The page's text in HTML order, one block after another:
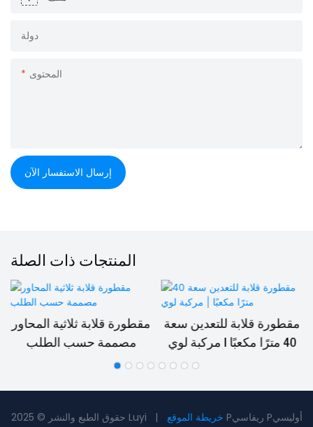
دولة
المحتوى
إرسال الاستفسار الآن
المنتجات ذات الصلة
مقطورة قلابة ثلاثية المحاور
مصممة حسب الطلب
مقطورة قلابة للتعدين سعة
40 مترًا مكعبًا | مركبة لوي
حقوق الطبع والنشر © 2025 Luyi | Pريفاسي Pأوليسي